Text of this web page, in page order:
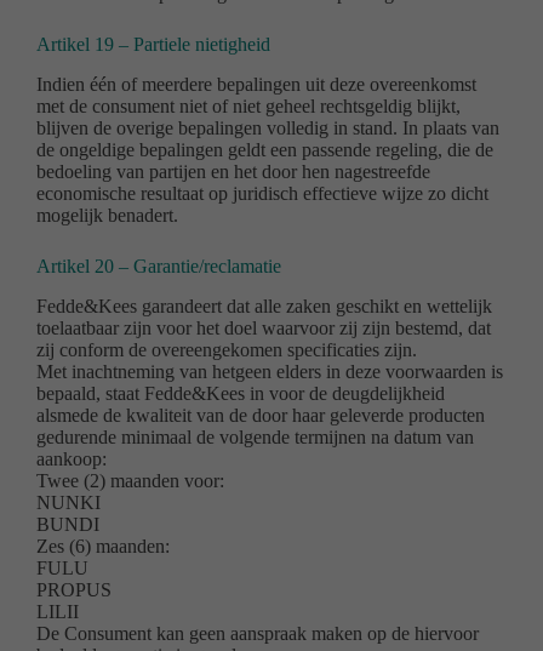
Artikel 19 – Partiele nietigheid
Indien één of meerdere bepalingen uit deze overeenkomst
met de consument niet of niet geheel rechtsgeldig blijkt,
blijven de overige bepalingen volledig in stand. In plaats van
de ongeldige bepalingen geldt een passende regeling, die de
bedoeling van partijen en het door hen nagestreefde
economische resultaat op juridisch effectieve wijze zo dicht
mogelijk benadert.
Artikel 20 – Garantie/reclamatie
Fedde&Kees garandeert dat alle zaken geschikt en wettelijk
toelaatbaar zijn voor het doel waarvoor zij zijn bestemd, dat
zij conform de overeengekomen specificaties zijn.
Met inachtneming van hetgeen elders in deze voorwaarden is
bepaald, staat Fedde&Kees in voor de deugdelijkheid
alsmede de kwaliteit van de door haar geleverde producten
gedurende minimaal de volgende termijnen na datum van
aankoop:
Twee (2) maanden voor:
NUNKI
BUNDI
Zes (6) maanden:
FULU
PROPUS
LILII
De Consument kan geen aanspraak maken op de hiervoor